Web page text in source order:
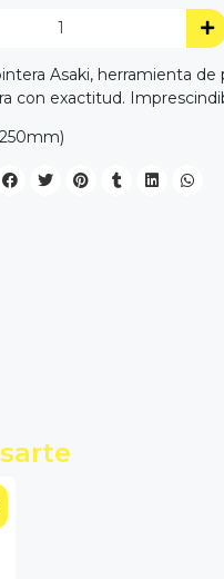
Asaki, herramienta
con exactitud.